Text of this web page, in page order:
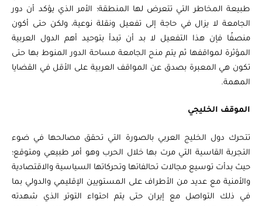
طبيعة المخاطر التي تتعرض لها المنطقة؛ الأمر الذي يؤكد أن دور
الجامعة لا يزال في حاجة إلى تفعيل ونقلة نوعية، ولكن حتى أكون
منصفًا فإن هذا التفعيل لا بد أن تبدأ بتوحيد أهم الدول العربية
المؤثرة لمواقفها ثم يتم منح الجامعة مساحة الدور المنوط بها حتى
تكون هي المعبرة بصدق عن المواقف العربية على الأقل في القضايا
المهمة.
الموقف الخليجي
تتحرك دول الخليج العربي بالصورة التي تحقق مصالحها في ضوء
التجربة القاسية التي مرت بها خلال الحرب وهو أمر طبيعي ومتوقع؛
حيث بدأت توسيع مجالات تحالفاتها وتحركاتها السياسية والاقتصادية
والأمنية مع عديد من الأطراف على المستويين الإقليمي والدولي بما
في ذلك التواصل مع إيران حتى يتم احتواء التوتر الذي شهدته